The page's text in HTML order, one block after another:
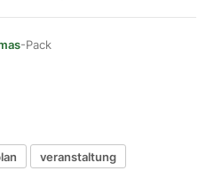
-Pack
veranstaltung